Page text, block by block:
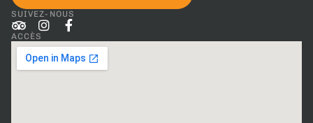
SUIVEZ-NOUS
ACCÈS